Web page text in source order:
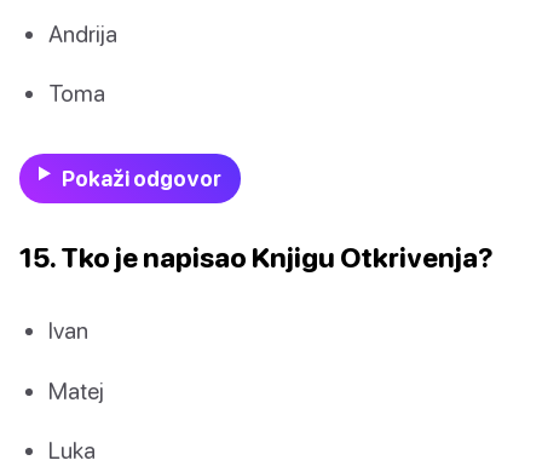
Andrija
Toma
Pokaži odgovor
15. Tko je napisao Knjigu Otkrivenja?
Ivan
Matej
Luka